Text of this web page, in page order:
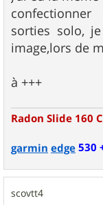
sorties solo,
image,lors de
à +++
Radon Slide 160
garmin edge530
scovtt4